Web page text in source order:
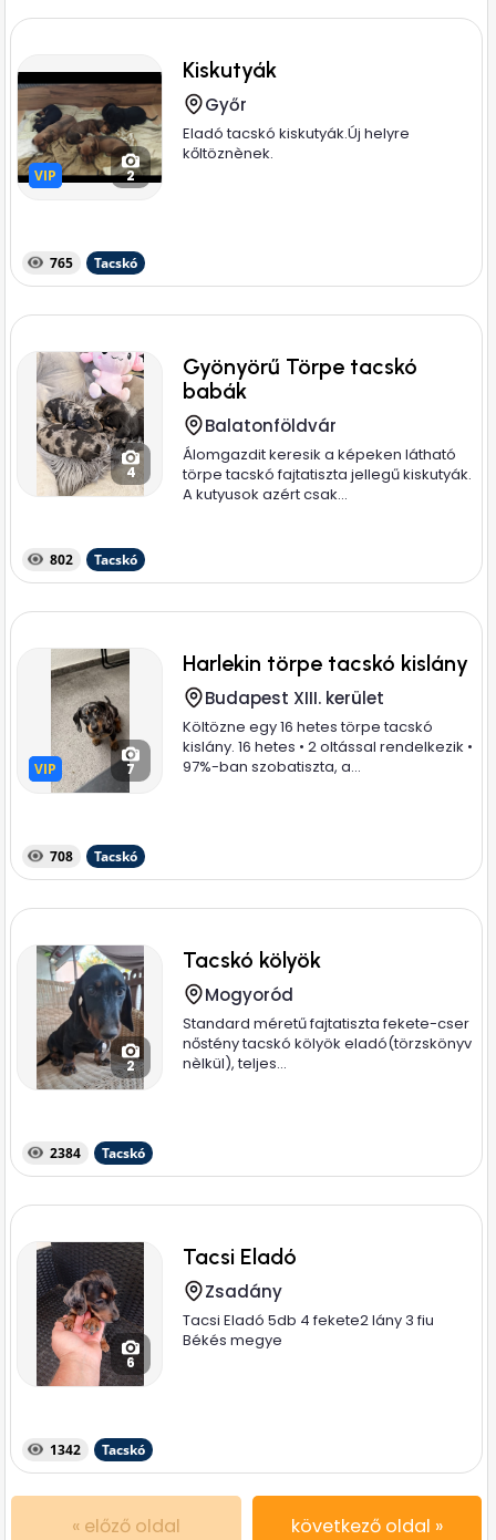
VIP
VIP 2
Kiskutyák
Győr
Eladó tacskó kiskutyák.Új helyre
kőltöznènek.
765 Tacskó
4
Gyönyörű Törpe tacskó
babák
Balatonföldvár
Álomgazdit keresik a képeken látható
törpe tacskó fajtatiszta jellegű kiskutyák.
A kutyusok azért csak...
802 Tacskó
VIP
VIP 7
Harlekin törpe tacskó kislány
Budapest XIII. kerület
Költözne egy 16 hetes törpe tacskó
kislány. 16 hetes • 2 oltással rendelkezik •
97%-ban szobatiszta, a...
708 Tacskó
2
Tacskó kölyök
Mogyoród
Standard méretű fajtatiszta fekete-cser
nőstény tacskó kölyök eladó(törzskönyv
nèlkül), teljes...
2384 Tacskó
6
Tacsi Eladó
Zsadány
Tacsi Eladó 5db 4 fekete2 lány 3 fiu
Békés megye
1342 Tacskó
« előző oldal következő oldal »